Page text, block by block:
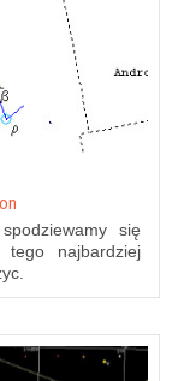
się
tego najbardziej